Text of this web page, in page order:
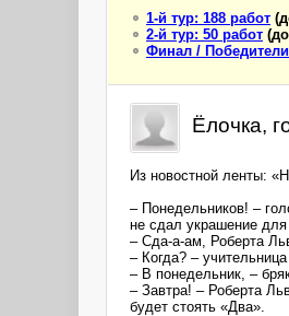
1-й тур: 188 работ
2-й тур: 50 работ
Финал /
Ёлочка,
Из новостной ленты:
– Понедельников! –
не сдал украшение
– Сда-а-ам, Роберта
– Когда? –
– В понедельник, –
– Завтра! – Роберта
будет стоять «Два».